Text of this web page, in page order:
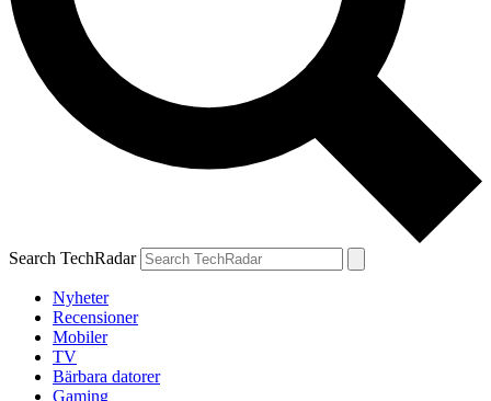
Search TechRadar
Nyheter
Recensioner
Mobiler
TV
Bärbara datorer
Gaming